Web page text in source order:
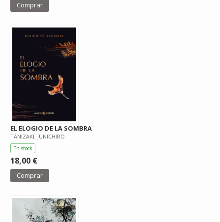
Comprar
EL ELOGIO DE LA SOMBRA
TANIZAKI, JUNICHIRO
En stock
18,00 €
Comprar